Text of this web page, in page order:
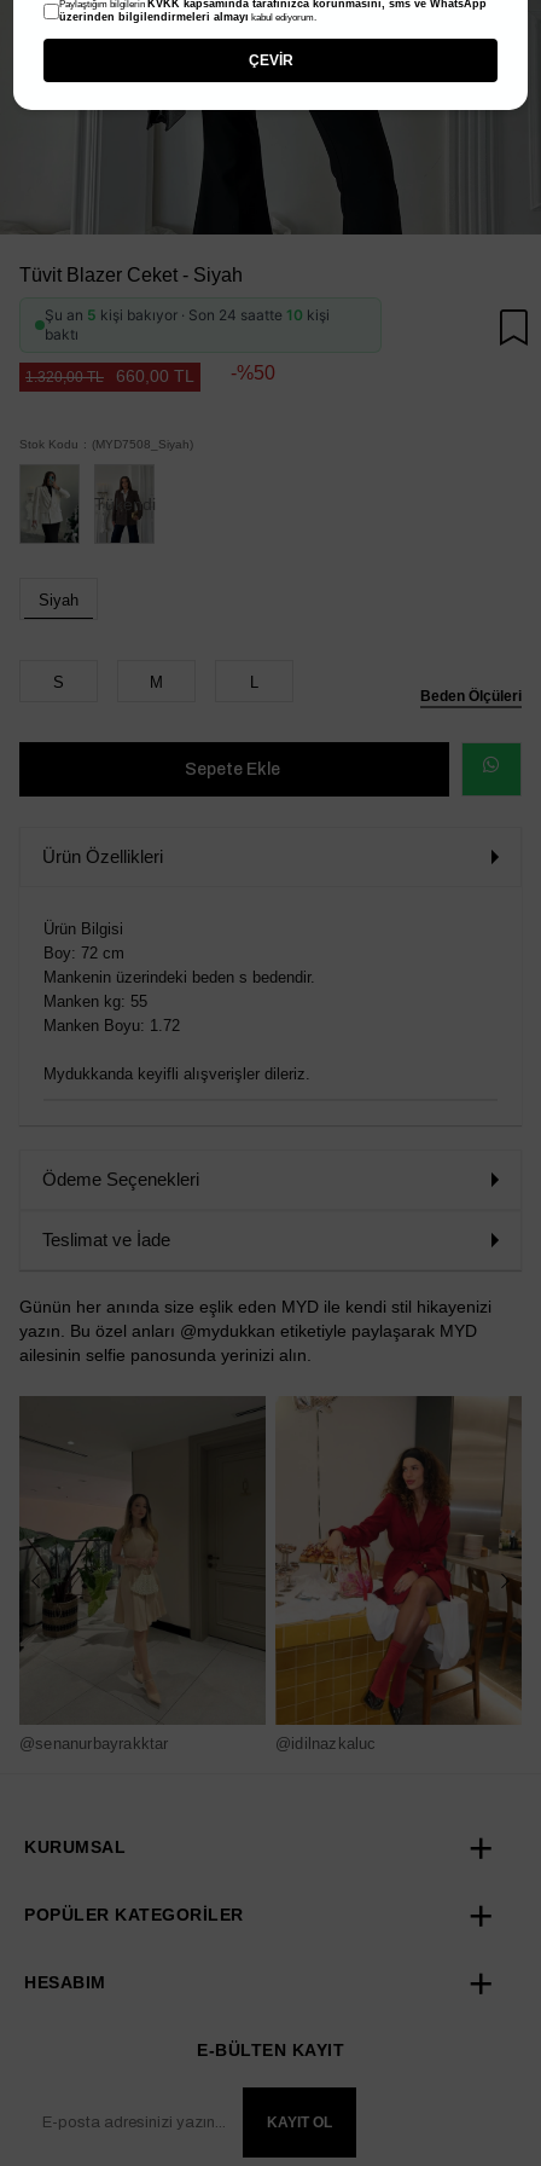
Tüvit Blazer Ceket - Siyah
Şu an 5 kişi bakıyor · Son 24 saatte 10 kişi
baktı
1.320,00 TL 660,00 TL 50
Stok Kodu (MYD7508_Siyah)
Tükendi
Beden Ölçüleri
Siyah
S M L
SİPARİŞ
Ürün Özellikleri
Ürün Bilgisi
Boy: 72 cm
Mankenin üzerindeki beden s bedendir.
Manken kg: 55
Manken Boyu: 1.72
Mydukkanda keyifli alışverişler dileriz.
Ödeme Seçenekleri
Teslimat ve İade
Günün her anında size eşlik eden MYD ile kendi stil hikayenizi
yazın. Bu özel anları @mydukkan etiketiyle paylaşarak MYD
ailesinin selfie panosunda yerinizi alın.
@senanurbayrakktar @idilnazkaluc
KURUMSAL
POPÜLER KATEGORİLER
HESABIM
E-BÜLTEN KAYIT
KAYIT OL
Paylaştığım bilgilerin KVKK kapsamında tarafınızca korunmasını, sms ve WhatsApp
üzerinden bilgilendirmeleri almayı kabul ediyorum.
ÇEVİR